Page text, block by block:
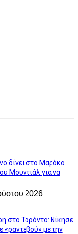
δίνει στο Μαρόκο
Μουντιάλ για να
2026
στο Τορόντο: Νίκησε
«ραντεβού» με την